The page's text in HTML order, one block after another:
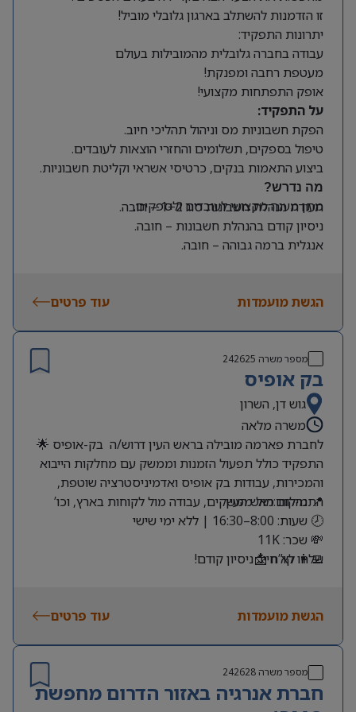
זו הזדמנות להשתלב בארגון גלובלי מוביל!
יתרונות התפקיד:
עבודה בחברה גלובלית מהמובילות בעולם
מעטפת רחבה ומפנקת!
אופק התפתחות מקצועי!
על התפקיד:
הפקת חשבוניות מס וניהול תהליכי חיוב.
טיפול בספקים, תשלומים והחזרי הוצאות לעובדים.
ביצוע התאמות בנקים, כרטיסי אשראי וקליטת חשבוניות.
מתן מענה מקצועי לעובדים ולספקים.
מה נדרש?
תעודת הנהלת חשבונות סוג 1+2 – חובה.
ניסיון קודם בהנהלת חשבונות – חובה.
אנגלית ברמה גבוהה – חובה.
הגשת מועמדות
עוד פרטים
מספר משרה 242625
בק אופיס
גוש דן, השרון
משרה מלאה
לחברת פארמה מובילה בראש העין דרוש/ה בק-אופיס 🌟
התפקיד כולל תפעול הזמנות וממשק עם מחלקות הייבוא
והמכירות, עבודות בק אופיס ואדמיניסטרציה שוטפת,
התנהלות מול ממשקים, עבודה מול לקוחות בארץ, וכו’
📍 מיקום:ראש העין
🕗 שעות: 8:00–16:30 | ללא ימי שישי
💸 שכר: 11K
👩‍💻 לא חייב ניסיון קודם!
שלחו קו”ח 📩
הגשת מועמדות עוד פרטים
מספר משרה242628
חברת אנרגיה באזור הדרום מחפשת